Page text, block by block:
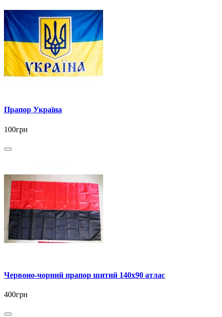
Прапор Україна
100грн
Червоно-чорний прапор шитий 140х90 атлас
400грн